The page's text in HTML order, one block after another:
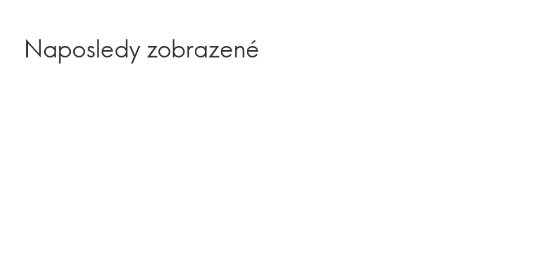
Naposledy zobrazené